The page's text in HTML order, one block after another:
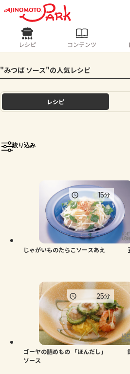
ログインするとレシピ
ログイン
ホーム
トーク
よくあるお問い合わせ
お買い物
レシピ
人気の食材・レシピ
きゅうり なす トマト
レシピ コンテンツ
"みつば ソース"の人気レシピ
レシピ
絞り込み
じゃがいものたらこソースあえ
15分
ゴーヤの詰めもの 「ほんだし」
ソース
25分